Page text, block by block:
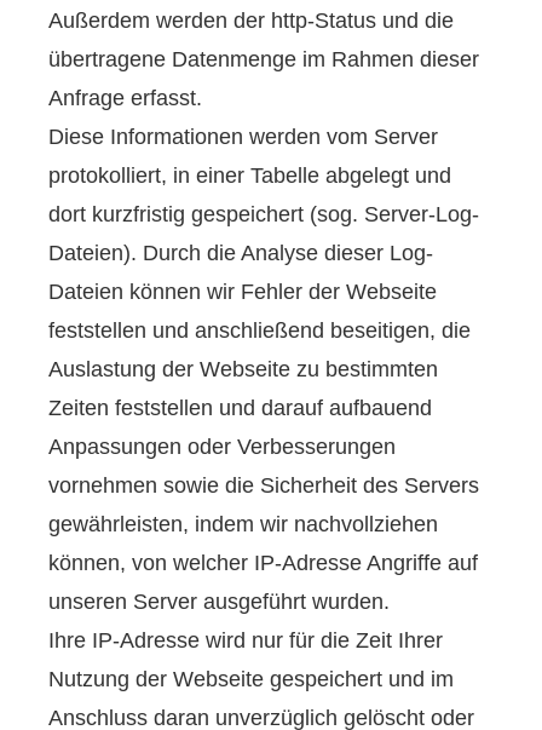
Außerdem werden der http-Status und die
übertragene Datenmenge im Rahmen dieser
Anfrage erfasst.
Diese Informationen werden vom Server
protokolliert, in einer Tabelle abgelegt und
dort kurzfristig gespeichert (sog. Server-Log-
Dateien). Durch die Analyse dieser Log-
Dateien können wir Fehler der Webseite
feststellen und anschließend beseitigen, die
Auslastung der Webseite zu bestimmten
Zeiten feststellen und darauf aufbauend
Anpassungen oder Verbesserungen
vornehmen sowie die Sicherheit des Servers
gewährleisten, indem wir nachvollziehen
können, von welcher IP-Adresse Angriffe auf
unseren Server ausgeführt wurden.
Ihre IP-Adresse wird nur für die Zeit Ihrer
Nutzung der Webseite gespeichert und im
Anschluss daran unverzüglich gelöscht oder